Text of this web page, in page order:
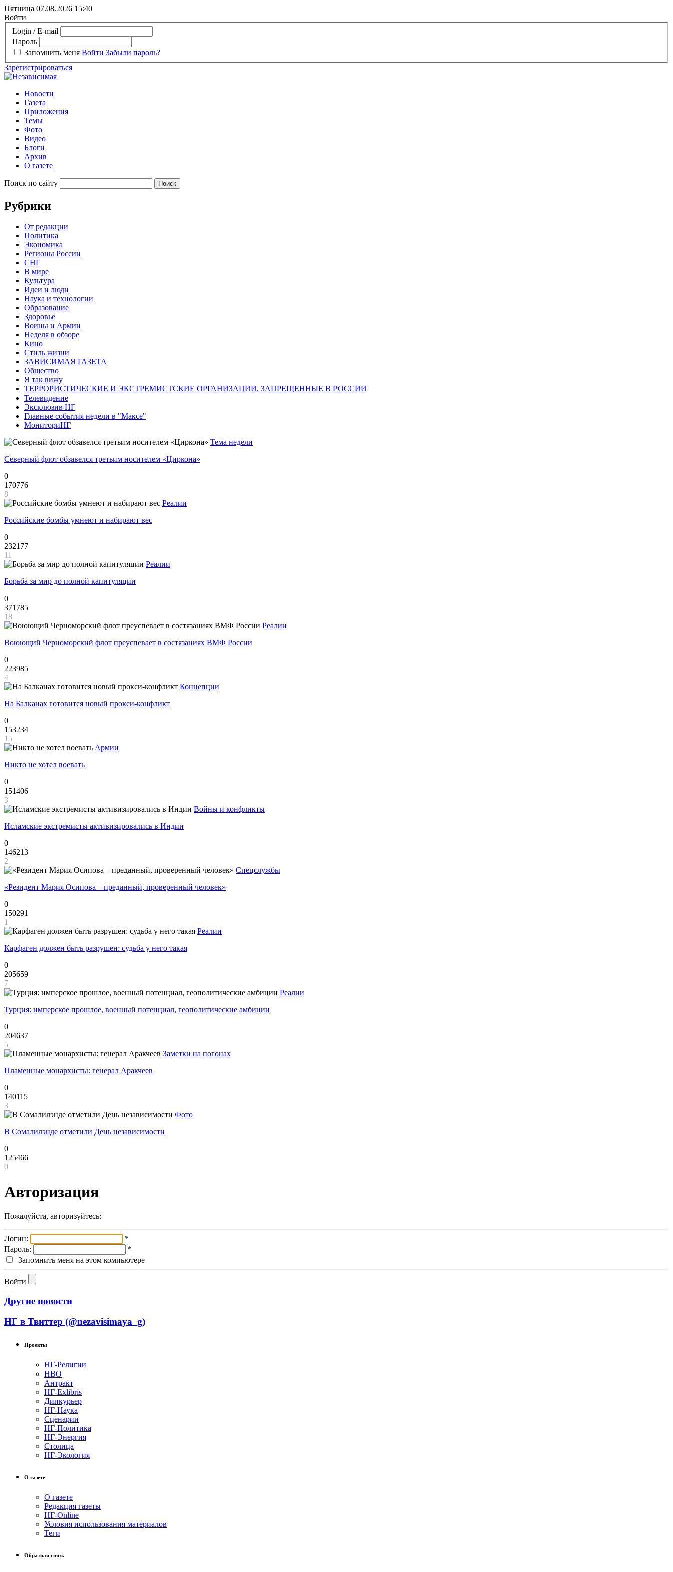
Пятница 07.08.2026 15:40
Войти
Login / E-mail
Пароль
Запомнить меня Войти Забыли пароль?
Зарегистрироваться
Новости
Газета
Приложения
Темы
Фото
Видео
Блоги
Архив
О газете
Поиск по сайту
Рубрики
От редакции
Политика
Экономика
Регионы России
СНГ
В мире
Культура
Идеи и люди
Наука и технологии
Образование
Здоровье
Воины и Армии
Неделя в обзоре
Кино
Стиль жизни
ЗАВИСИМАЯ ГАЗЕТА
Общество
Я так вижу
ТЕРРОРИСТИЧЕСКИЕ И ЭКСТРЕМИСТСКИЕ ОРГАНИЗАЦИИ, ЗАПРЕЩЕННЫЕ В РОССИИ
Телевидение
Эксклюзив НГ
Главные события недели в "Максе"
МониториНГ
Тема недели
Северный флот обзавелся третьим носителем «Циркона»
0
170776
8
Реалии
Российские бомбы умнеют и набирают вес
0
232177
11
Реалии
Борьба за мир до полной капитуляции
0
371785
18
Реалии
Воюющий Черноморский флот преуспевает в состязаниях ВМФ России
0
223985
4
Концепции
На Балканах готовится новый прокси-конфликт
0
153234
15
Армии
Никто не хотел воевать
0
151406
3
Войны и конфликты
Исламские экстремисты активизировались в Индии
0
146213
2
Спецслужбы
«Резидент Мария Осипова – преданный, проверенный человек»
0
150291
1
Реалии
Карфаген должен быть разрушен: судьба у него такая
0
205659
7
Реалии
Турция: имперское прошлое, военный потенциал, геополитические амбиции
0
204637
5
Заметки на погонах
Пламенные монархисты: генерал Аракчеев
0
140115
3
Фото
В Сомалилэнде отметили День независимости
0
125466
0
Авторизация
Пожалуйста, авторизуйтесь:
Логин:
*
Пароль:
*
Запомнить меня на этом компьютере
Войти
Другие новости
НГ в Твиттер (@nezavisimaya_g)
Проекты
НГ-Религии
НВО
Антракт
НГ-Exlibris
Дипкурьер
НГ-Наука
Сценарии
НГ-Политика
НГ-Энергия
Столица
НГ-Экология
О газете
О газете
Редакция газеты
НГ-Online
Условия использования материалов
Теги
Обратная связь